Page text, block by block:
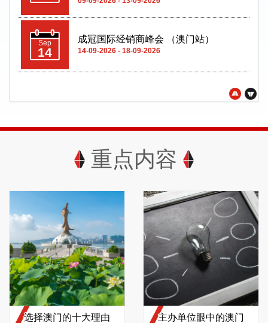
Sep
22
(日期待定)
22-09-2026 - 23-09-2026
重点内容
选择澳门的十大理由 主办单位眼中的澳门